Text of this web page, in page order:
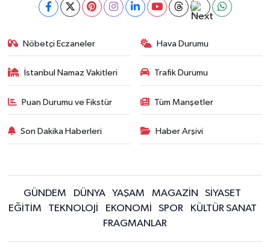
Nöbetçi Eczaneler Hava Durumu
İstanbul Namaz Vakitleri Trafik Durumu
Puan Durumu ve Fikstür Tüm Manşetler
Son Dakika Haberleri Haber Arşivi
GÜNDEM DÜNYA YAŞAM MAGAZİN
SİYASET
EĞİTİM
TEKNOLOJİ EKONOMİ SPOR
KÜLTÜR SANAT
FRAGMANLAR